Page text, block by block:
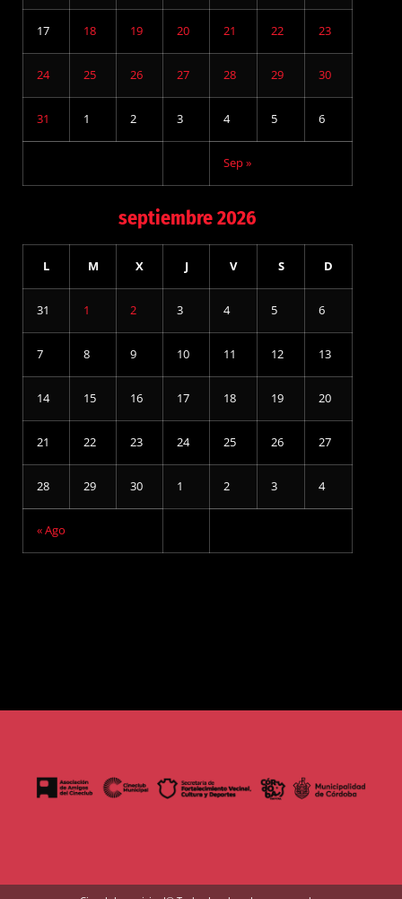
Sep »
17 18 19 20 21 22 23
24 25 26 27 28 29 30
31 1 2 3 4 5 6
septiembre 2026
« Ago
L M X J V S D
31 1 2 3 4 5 6
7 8 9 10 11 12 13
14 15 16 17 18 19 20
21 22 23 24 25 26 27
28 29 30 1 2 3 4